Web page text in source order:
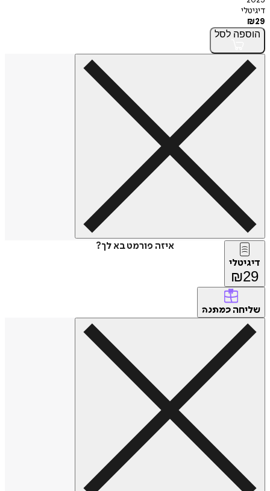
דיגיטלי
₪29
הוספה לסל
איזה פורמט בא לך?
דיגיטלי
₪29
שליחה כמתנה